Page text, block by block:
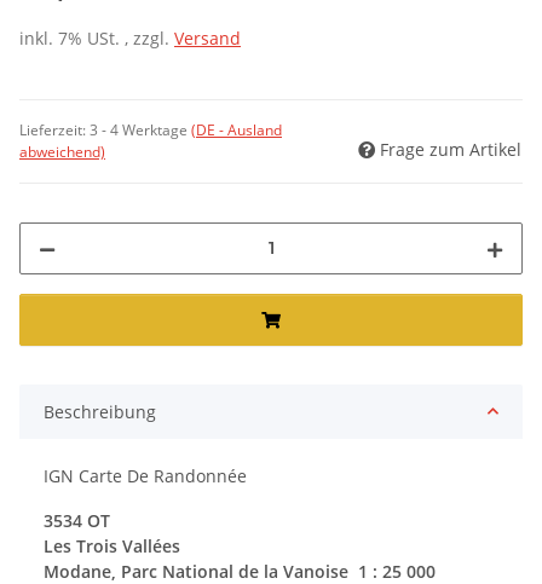
inkl. 7% USt. , zzgl. Versand
Lieferzeit:3 - 4 Werktage (DE - Ausland
abweichend)
Frage zum Artikel
Beschreibung
IGN Carte De Randonnée
3534 OT
Les Trois Vallées
Modane, Parc National de la Vanoise 1 : 25 000